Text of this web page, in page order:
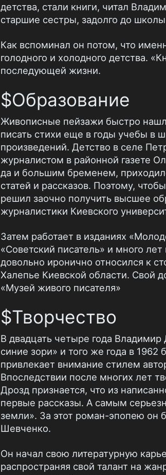
детства, стали книги, читал
старшие сестры, задолго до
Как вспоминал он потом, что
голодного и холодного детства.
последующей жизни.
$Образование
Живописные пейзажи быстро
писать стихи еще в годы учебы в
произведений. Детство в селе
журналистом в районной газете
да и большим бременем,
статей и рассказов. Поэтому,
решил заочно получить высшее
журналистики Киевского
Затем работает в изданиях
«Советский писатель» и много
довольно иронично относился к
Халепье Киевской области. Свой
«Музей живого писателя»
$Творчество
В двадцать четыре года
синие зори» и того же года в
привлекает внимание стилем
Впоследствии после многих лет
Дрозд признается, что из
первые рассказы. А самым
земли». За этот роман-эпопею он
Шевченко.
Он начал свою литературную
распространяя свой талант на